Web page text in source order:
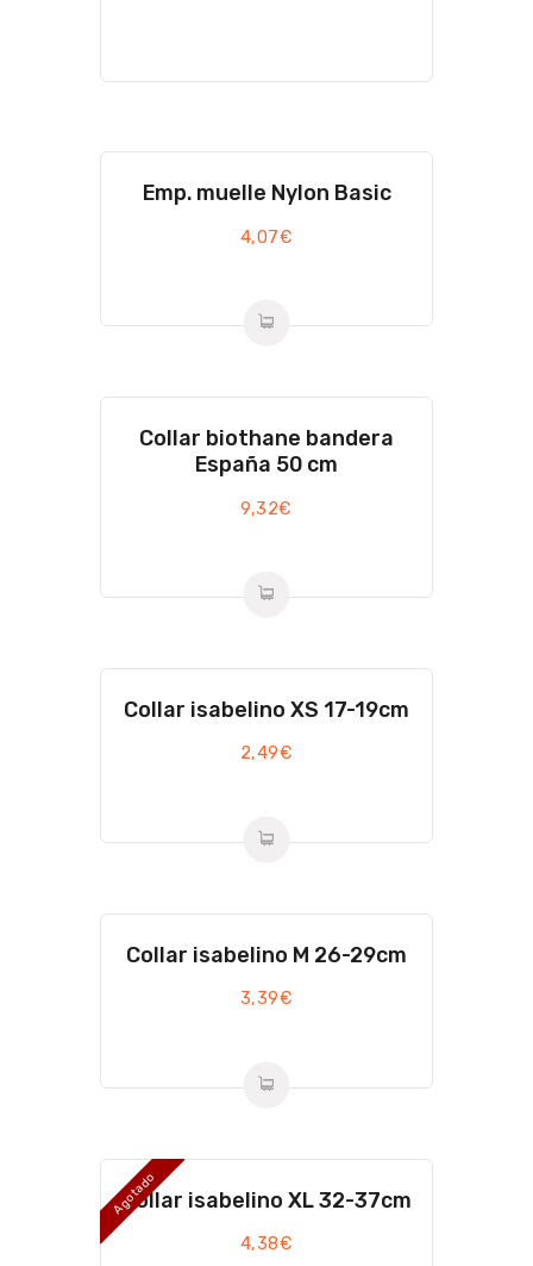
Emp. muelle Nylon Basic
4,07€
Collar biothane bandera
España 50 cm
9,32€
Collar isabelino XS 17-19cm
2,49€
Collar isabelino M 26-29cm
3,39€
Agotado
Collar isabelino XL 32-37cm
4,38€